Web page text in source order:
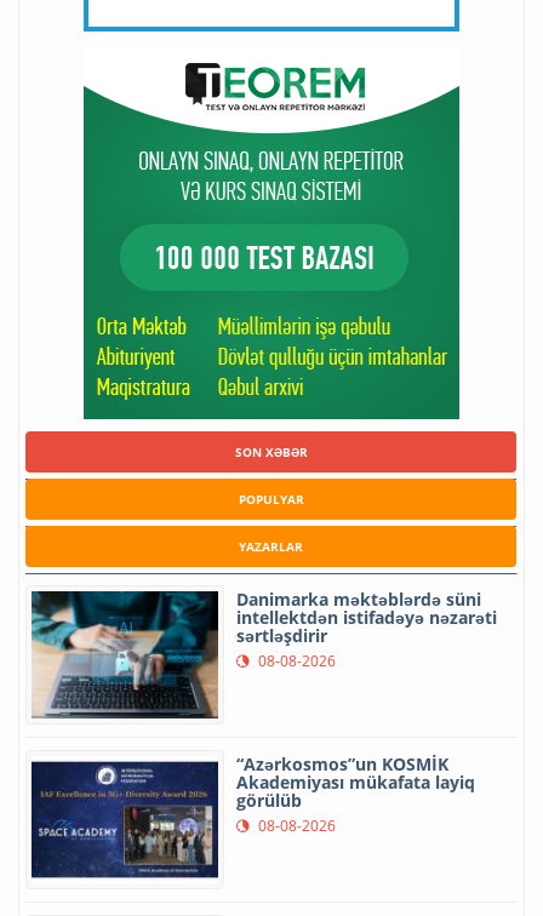
SON XƏBƏR
POPULYAR
YAZARLAR
Danimarka məktəblərdə süni
intellektdən istifadəyə nəzarəti
sərtləşdirir
08-08-2026
“Azərkosmos”un KOSMİK
Akademiyası mükafata layiq
görülüb
08-08-2026